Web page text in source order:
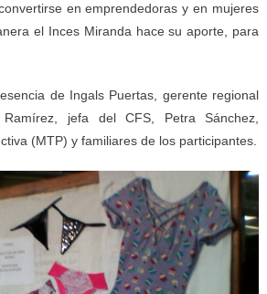
en emprendedoras y en mujeres
el Inces Miranda hace su aporte, para
de Ingals Puertas, gerente regional
jefa del CFS, Petra Sánchez,
(MTP) y familiares de los participantes.